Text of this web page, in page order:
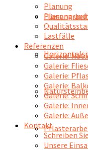
Planung
Planung
Lastfälle
Referenzen
Galerie:
Galerie:
Galerie:
Galerie:
Galerie:
Galerie:
Galerie:
Kontakt
Schreiben
Unsere